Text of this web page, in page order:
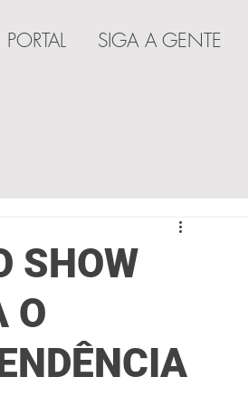
PORTAL SIGA A GENTE
SHOW
O